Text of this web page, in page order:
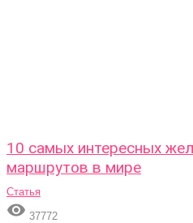
10 самых интересных
маршрутов в мире
Статья
 37772